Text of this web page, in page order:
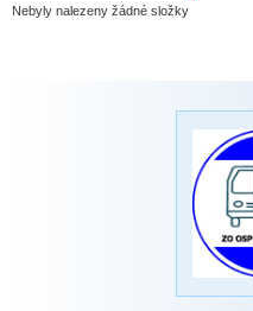
Nebyly nalezeny žádné složky